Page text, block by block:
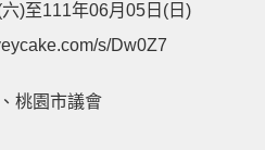
)至111年06月05日(日)
s/Dw0Z7
桃園市議會